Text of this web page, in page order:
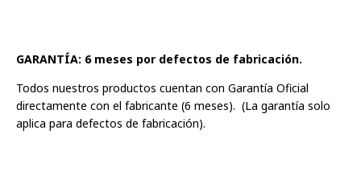
GARANTÍA: 6 meses por defectos de fabricación.
Todos nuestros productos cuentan con Garantía Oficial
directamente con el fabricante (6 meses). (La garantía solo
aplica para defectos de fabricación).